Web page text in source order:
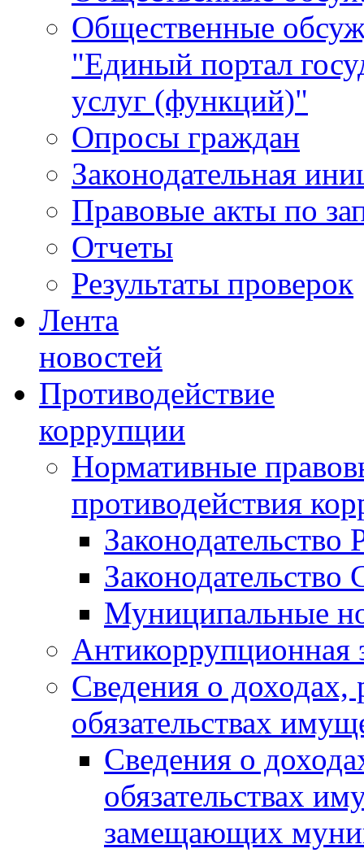
Общественные
"Единый портал
услуг (функций)"
Опросы граждан
Законодательная
Правовые акты по
Отчеты
Результаты проверок
Лента
новостей
Противодействие
коррупции
Нормативные
противодействия
Законодательство
Муниципальные
Антикоррупционная
Сведения о доходах,
обязательствах
Сведения о
обязательствах
замещающих